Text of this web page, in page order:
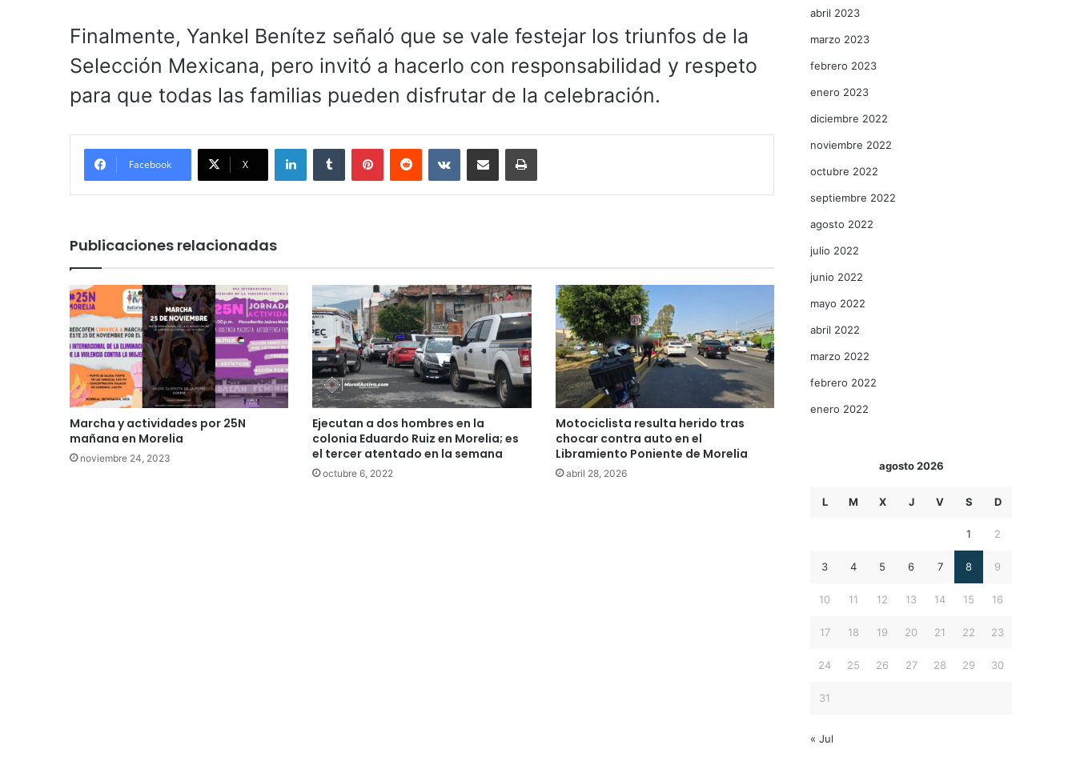
Finalmente, Yankel Benítez señaló que se vale festejar los triunfos de la
Selección Mexicana, pero invitó a hacerlo con responsabilidad y respeto
para que todas las familias pueden disfrutar de la celebración.
Facebook X
LinkedInTumblr PinterestReddit VKontakteCompartir por correo electrónicoImprimir
Publicaciones relacionadas
Marcha y actividades por 25N
mañana en Morelia
noviembre 24, 2023
Ejecutan a dos hombres en la
colonia Eduardo Ruiz en Morelia; es
el tercer atentado en la semana
octubre 6, 2022
Motociclista resulta herido tras
chocar contra auto en el
Libramiento Poniente de Morelia
abril 28, 2026
abril 2023
marzo 2023
febrero 2023
enero 2023
diciembre 2022
noviembre 2022
octubre 2022
septiembre 2022
agosto 2022
julio 2022
junio 2022
mayo 2022
abril 2022
marzo 2022
febrero 2022
enero 2022
agosto 2026
L M X J V S D
1 2
3 4 5 6 7 8 9
10 11 12 13 14 15 16
17 18 19 20 21 22 23
24 25 26 27 28 29 30
31
« Jul